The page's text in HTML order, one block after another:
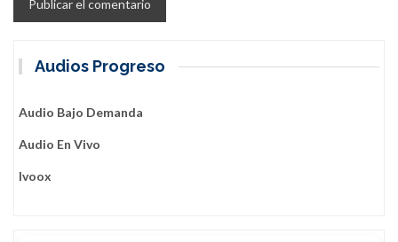
Audios Progreso
Audio Bajo Demanda
Audio En Vivo
Ivoox